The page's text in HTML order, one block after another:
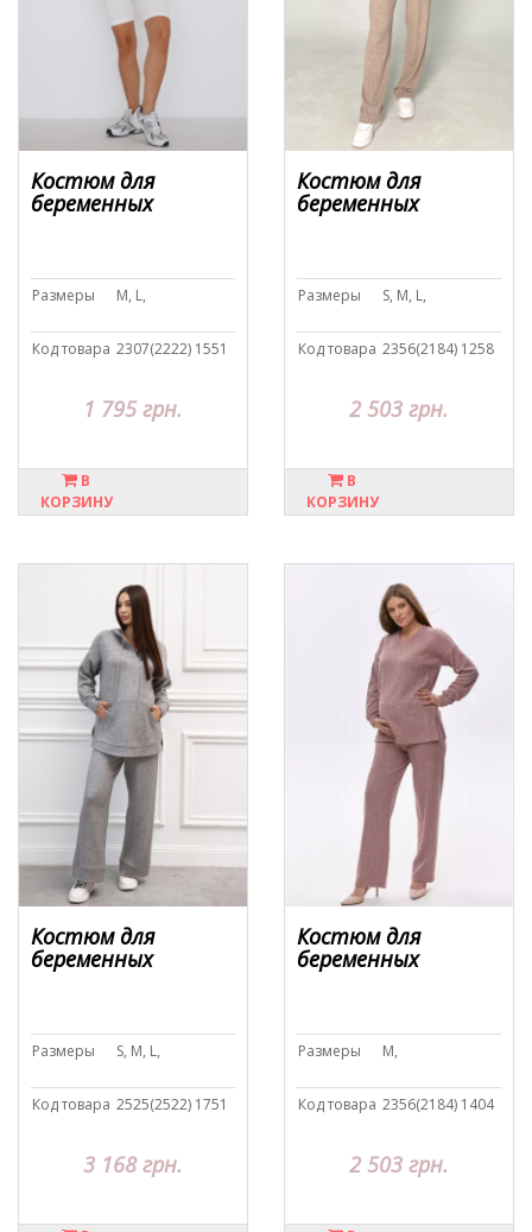
Костюм для
беременных
Размеры M, L,
Код товара 2307(2222) 1551
1 795 грн.
В
КОРЗИНУ
Костюм для
беременных
Размеры S, M, L,
Код товара 2356(2184) 1258
2 503 грн.
В
КОРЗИНУ
Костюм для
беременных
Размеры S, M, L,
Код товара 2525(2522) 1751
3 168 грн.
Костюм для
беременных
Размеры M,
Код товара 2356(2184) 1404
2 503 грн.